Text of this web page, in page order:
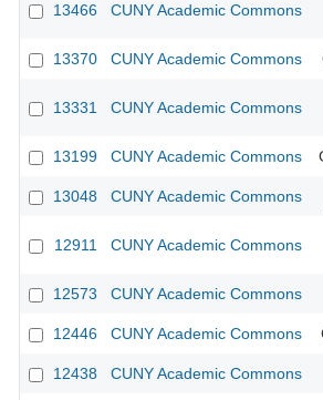
13466 CUNY Academic Commons
13370 CUNY Academic Commons
13331 CUNY Academic Commons
13199 CUNY Academic Commons
13048 CUNY Academic Commons
12911 CUNY Academic Commons
12573 CUNY Academic Commons
12446 CUNY Academic Commons
12438 CUNY Academic Commons